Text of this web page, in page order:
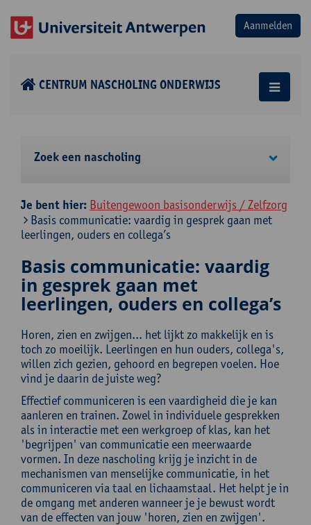
CENTRUM NASCHOLING ONDERWIJS
Zoek een nascholing
Je bent hier: Buitengewoon basisonderwijs / Zelfzorg
Basis communicatie: vaardig in gesprek gaan met
leerlingen, ouders en collega’s
Basis communicatie: vaardig
in gesprek gaan met
leerlingen, ouders en collega’s
Horen, zien en zwijgen... het lijkt zo makkelijk en is
toch zo moeilijk. Leerlingen en hun ouders, collega's,
willen zich gezien, gehoord en begrepen voelen. Hoe
vind je daarin de juiste weg?
Effectief communiceren is een vaardigheid die je kan
aanleren en trainen. Zowel in individuele gesprekken
als in interactie met een werkgroep of klas, kan het
'begrijpen' van communicatie een meerwaarde
vormen. In deze nascholing krijg je inzicht in de
mechanismen van menselijke communicatie, in het
communiceren via taal en lichaamstaal. Het helpt je in
de omgang met anderen wanneer je je bewust wordt
van de effecten van jouw 'horen, zien en zwijgen'.